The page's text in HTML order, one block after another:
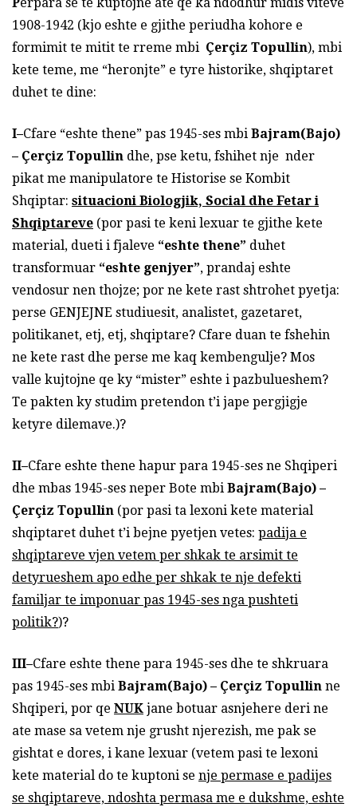
Perpara se te kuptojne ate qe ka ndodhur midis viteve
1908-1942 (kjo eshte e gjithe periudha kohore e
formimit te mitit te rreme mbi Çerçiz Topullin), mbi
kete teme, me “heronjte” e tyre historike, shqiptaret
duhet te dine:
I–Cfare “eshte thene” pas 1945-ses mbi Bajram(Bajo)
– Çerçiz Topullin dhe, pse ketu, fshihet nje nder
pikat me manipulatore te Historise se Kombit
Shqiptar: situacioni Biologjik, Social dhe Fetar i
Shqiptareve (por pasi te keni lexuar te gjithe kete
material, dueti i fjaleve “eshte thene” duhet
transformuar “eshte genjyer”, prandaj eshte
vendosur nen thojze; por ne kete rast shtrohet pyetja:
perse GENJEJNE studiuesit, analistet, gazetaret,
politikanet, etj, etj, shqiptare? Cfare duan te fshehin
ne kete rast dhe perse me kaq kembengulje? Mos
valle kujtojne qe ky “mister” eshte i pazbulueshem?
Te pakten ky studim pretendon t’i jape pergjigje
ketyre dilemave.)?
II–Cfare eshte thene hapur para 1945-ses ne Shqiperi
dhe mbas 1945-ses neper Bote mbi Bajram(Bajo) –
Çerçiz Topullin (por pasi ta lexoni kete material
shqiptaret duhet t’i bejne pyetjen vetes: padija e
shqiptareve vjen vetem per shkak te arsimit te
detyrueshem apo edhe per shkak te nje defekti
familjar te imponuar pas 1945-ses nga pushteti
politik?)?
III–Cfare eshte thene para 1945-ses dhe te shkruara
pas 1945-ses mbi Bajram(Bajo) – Çerçiz Topullin ne
Shqiperi, por qe NUK jane botuar asnjehere deri ne
ate mase sa vetem nje grusht njerezish, me pak se
gishtat e dores, i kane lexuar (vetem pasi te lexoni
kete material do te kuptoni se nje permase e padijes
se shqiptareve, ndoshta permasa me e dukshme, eshte